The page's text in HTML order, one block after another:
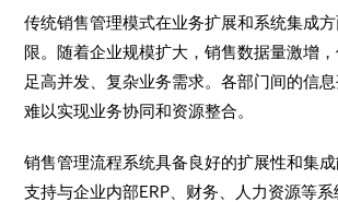
传统销售管理模式在业务扩展和系统集成
限。随着企业规模扩大，销售数据量激增
足高并发、复杂业务需求。各部门间的信息
难以实现业务协同和资源整合。
销售管理流程系统具备良好的扩展性和集
支持与企业内部ERP、财务、人力资源等